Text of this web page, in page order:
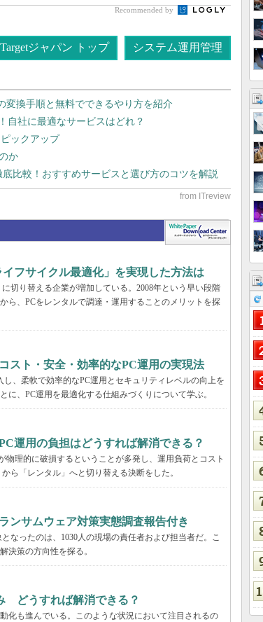
Recommended by
ジャパン トップ システム運用管理
変換手順と無料でできるやり方を紹介
自社に最適なサービスはどれ？
ックアップ
か
底比較！おすすめサービスと選び方のコツを解説
フサイクル最適化」を実現した方法は
切り替える企業が増加している。2008年という早い段階
ら、PCをレンタルで調達・運用することのメリットを探
ト・安全・効率的なPC運用の実現法
、柔軟で効率的なPC運用とセキュリティレベルの向上を
、PC運用を最適化する仕組みづくりについて学ぶ。
運用の負担はどうすれば解消できる？
物理的に破損するということが多発し、運用負荷とコスト
ら「レンタル」へと切り替える決断をした。
ンサムウェア対策実態調査報告付き
なったのは、1030人の現場の責任者および担当者だ。こ
決策の方向性を探る。
どうすれば解消できる？
化も進んでいる。このような状況において注目されるの